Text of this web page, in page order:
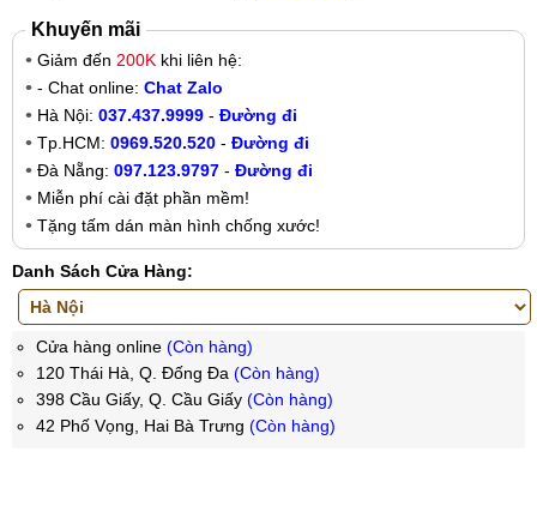
Khuyến mãi
Giảm đến 200K khi liên hệ:
- Chat online: Chat Zalo
Hà Nội: 037.437.9999 - Đường đi
Tp.HCM: 0969.520.520 - Đường đi
Đà Nẵng: 097.123.9797 - Đường đi
Miễn phí cài đặt phần mềm!
Tặng tấm dán màn hình chống xước!
Danh Sách Cửa Hàng:
Cửa hàng online (Còn hàng)
120 Thái Hà, Q. Đống Đa (Còn hàng)
398 Cầu Giấy, Q. Cầu Giấy (Còn hàng)
42 Phố Vọng, Hai Bà Trưng (Còn hàng)